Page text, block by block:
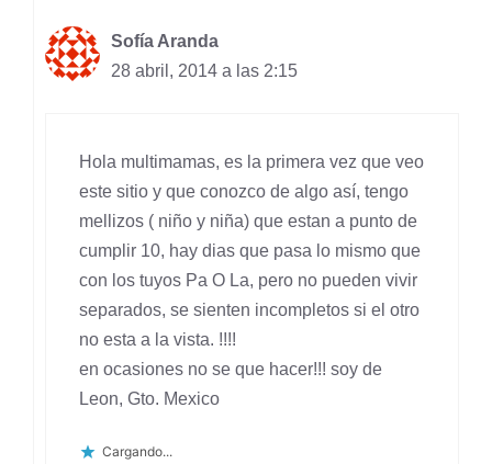
Sofía Aranda
28 abril, 2014 a las 2:15
Hola multimamas, es la primera vez que veo
este sitio y que conozco de algo así, tengo
mellizos ( niño y niña) que estan a punto de
cumplir 10, hay dias que pasa lo mismo que
con los tuyos Pa O La, pero no pueden vivir
separados, se sienten incompletos si el otro
no esta a la vista. !!!!
en ocasiones no se que hacer!!! soy de
Leon, Gto. Mexico
Cargando...